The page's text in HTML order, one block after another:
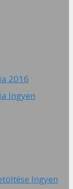
2016
Ingyen
Ingyen